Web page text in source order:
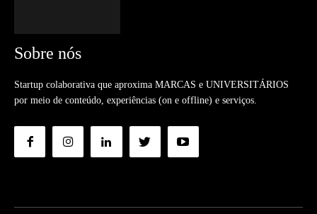
Sobre nós
Startup colaborativa que aproxima MARCAS e UNIVERSITÁRIOS
por meio de conteúdo, experiências (on e offline) e serviços.